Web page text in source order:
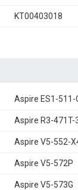
KT00403018
Aspire ES1-511-
Aspire R3-471T-
Aspire V5-552-
Aspire V5-572P
Aspire V5-573G